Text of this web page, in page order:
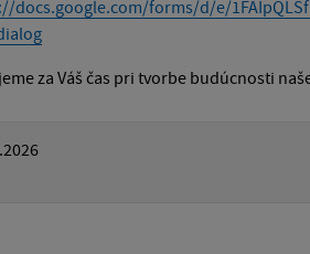
docs.google.com/forms/d/e/
za Váš čas pri tvorbe budúcnosti